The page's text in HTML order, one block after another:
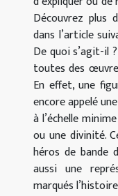
Découvrez plus
dans l’article
De quoi s’agit-il
toutes des
En effet, une
encore appelé
à l’échelle
ou une divinité.
héros de bande
aussi une
marqués